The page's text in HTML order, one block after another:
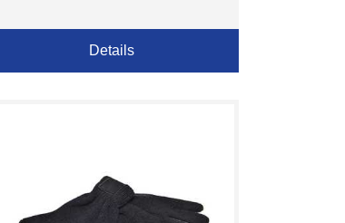
Details